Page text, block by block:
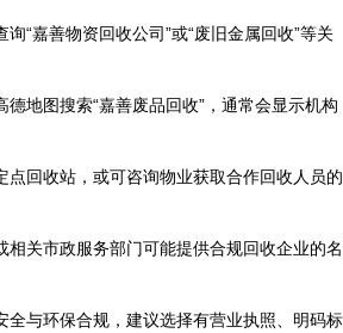
“嘉善物资回收公司”或“废旧金属回收”等关
地图搜索“嘉善废品回收”，通常会显示机构
点回收站，或可咨询物业获取合作回收人员的
相关市政服务部门可能提供合规回收企业的名
全与环保合规，建议选择有营业执照、明码标